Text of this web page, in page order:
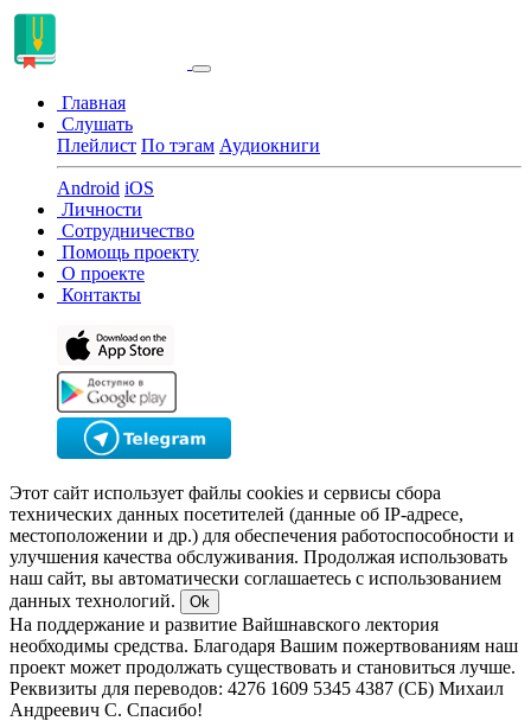
Главная
Слушать
Плейлист По тэгам Аудиокниги
Android iOS
Личности
Сотрудничество
Помощь проекту
О проекте
Контакты
Этот сайт использует файлы cookies и сервисы сбора
технических данных посетителей (данные об IP-адресе,
местоположении и др.) для обеспечения работоспособности и
улучшения качества обслуживания. Продолжая использовать
наш сайт, вы автоматически соглашаетесь с использованием
данных технологий.
Ok
На поддержание и развитие Вайшнавского лектория
необходимы средства. Благодаря Вашим пожертвованиям наш
проект может продолжать существовать и становиться лучше.
Реквизиты для переводов: 4276 1609 5345 4387 (СБ) Михаил
Андреевич С. Спасибо!